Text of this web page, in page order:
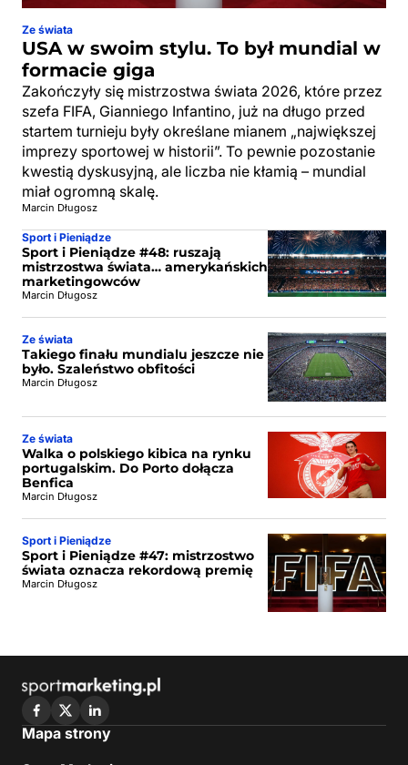
Ze świata
USA w swoim stylu. To był mundial w
formacie giga
Zakończyły się mistrzostwa świata 2026, które przez
szefa FIFA, Gianniego Infantino, już na długo przed
startem turnieju były określane mianem „największej
imprezy sportowej w historii”. To pewnie pozostanie
kwestią dyskusyjną, ale liczba nie kłamią – mundial
miał ogromną skalę.
Marcin Długosz
Sport i Pieniądze
Sport i Pieniądze #48: ruszają
mistrzostwa świata… amerykańskich
marketingowców
Marcin Długosz
Ze świata
Takiego finału mundialu jeszcze nie
było. Szaleństwo obfitości
Marcin Długosz
Ze świata
Walka o polskiego kibica na rynku
portugalskim. Do Porto dołącza
Benfica
Marcin Długosz
Sport i Pieniądze
Sport i Pieniądze #47: mistrzostwo
świata oznacza rekordową premię
Marcin Długosz
Mapa strony